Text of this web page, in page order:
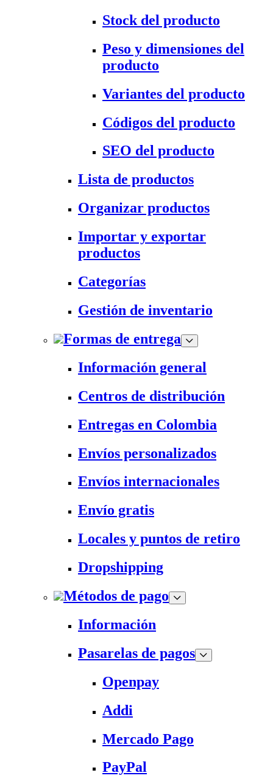
Stock del producto
Peso y dimensiones del
producto
Variantes del producto
Códigos del producto
SEO del producto
Lista de productos
Organizar productos
Importar y exportar
productos
Categorías
Gestión de inventario
Formas de entrega
Información general
Centros de distribución
Entregas en Colombia
Envíos personalizados
Envíos internacionales
Envío gratis
Locales y puntos de retiro
Dropshipping
Métodos de pago
Información
Pasarelas de pagos
Openpay
Addi
Mercado Pago
PayPal